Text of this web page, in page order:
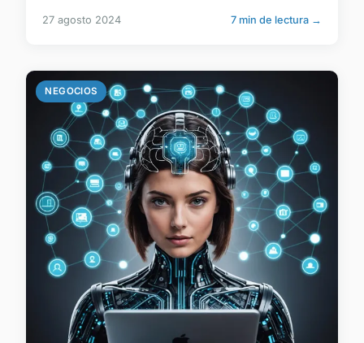
27 agosto 2024 7 min de lectura →
NEGOCIOS